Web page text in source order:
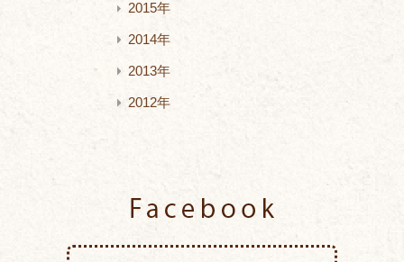
2015年
2014年
2013年
2012年